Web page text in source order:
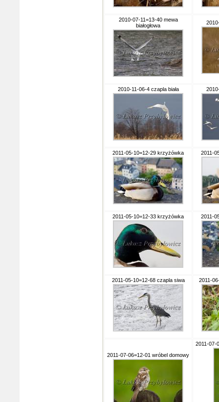
2010-07-11=13-40 mewa
białogłowa
2010-11-06-4 czapla biała
2011-05-10=12-29 krzyżówka 2011-
2011-05-10=12-33 krzyżówka 2011-
2011-05-10=12-68 czapla siwa 2011-
2011-07-06=12-01 wróbel domowy
2011-07-